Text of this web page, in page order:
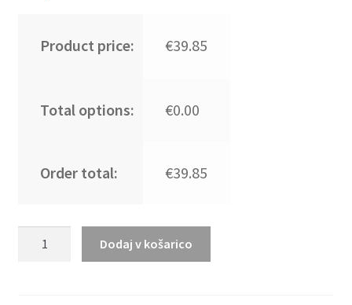
Product price: €39.85
Total options: €0.00
Order total: €39.85
Dodaj v košarico